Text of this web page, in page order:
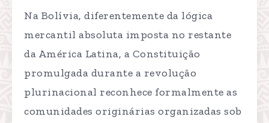
Na Bolívia, diferentemente da lógica
mercantil absoluta imposta no restante
da América Latina, a Constituição
promulgada durante a revolução
plurinacional reconhece formalmente as
comunidades originárias organizadas sob